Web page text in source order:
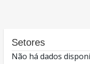
Setores
Não há dados